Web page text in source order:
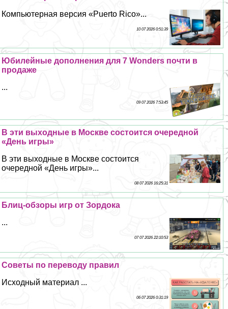
Компьютерная версия «Puerto Rico»...
10 07 2026 0:51:39
Юбилейные дополнения для 7 Wonders почти в
продаже
...
09 07 2026 7:53:45
В эти выходные в Москве состоится очередной
«День игры»
В эти выходные в Москве состоится
очередной «День игры»...
08 07 2026 16:25:31
Блиц-обзоры игр от Зордока
...
07 07 2026 22:10:53
Советы по переводу правил
Исходный материал ...
06 07 2026 0:31:19